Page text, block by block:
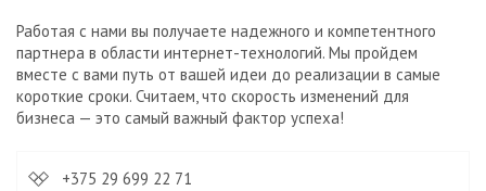
Работая с нами вы получаете надежного и компетентного
партнера в области интернет-технологий. Мы пройдем
вместе с вами путь от вашей идеи до реализации в самые
короткие сроки. Считаем, что скорость изменений для
бизнеса — это самый важный фактор успеха!
+375 29 699 22 71